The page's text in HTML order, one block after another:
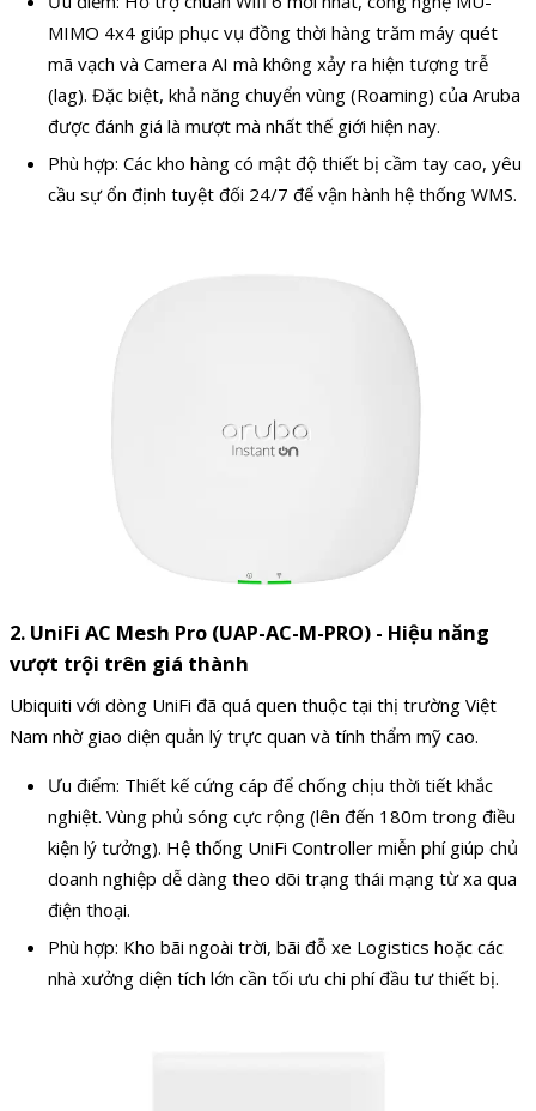
MIMO 4x4 giúp phục vụ đồng thời hàng trăm máy quét
mã vạch và Camera AI mà không xảy ra hiện tượng trễ
(lag). Đặc biệt, khả năng chuyển vùng (Roaming) của Aruba
được đánh giá là mượt mà nhất thế giới hiện nay.
Phù hợp: Các kho hàng có mật độ thiết bị cầm tay cao, yêu
cầu sự ổn định tuyệt đối 24/7 để vận hành hệ thống WMS.
2. UniFi AC Mesh Pro (UAP-AC-M-PRO) - Hiệu năng
vượt trội trên giá thành
Ubiquiti với dòng UniFi đã quá quen thuộc tại thị trường Việt
Nam nhờ giao diện quản lý trực quan và tính thẩm mỹ cao.
Ưu điểm: Thiết kế cứng cáp để chống chịu thời tiết khắc
nghiệt. Vùng phủ sóng cực rộng (lên đến 180m trong điều
kiện lý tưởng). Hệ thống UniFi Controller miễn phí giúp chủ
doanh nghiệp dễ dàng theo dõi trạng thái mạng từ xa qua
điện thoại.
Phù hợp: Kho bãi ngoài trời, bãi đỗ xe Logistics hoặc các
nhà xưởng diện tích lớn cần tối ưu chi phí đầu tư thiết bị.